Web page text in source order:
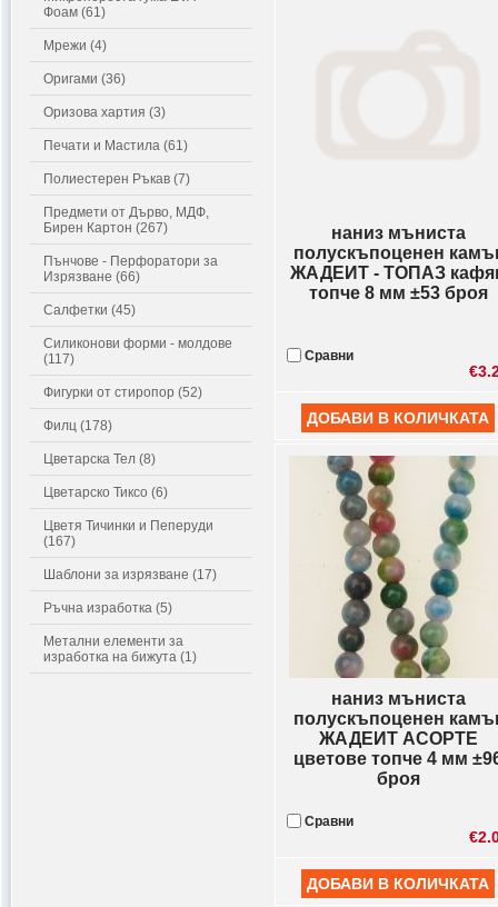
Фоам (61)
Мрежи (4)
Оригами (36)
Оризова хартия (3)
Печати и Мастила (61)
Полиестерен Ръкав (7)
Предмети от Дърво, МДФ,
Бирен Картон (267)
Пънчове - Перфоратори за
Изрязване (66)
Салфетки (45)
Силиконови форми - молдове
(117)
Фигурки от стиропор (52)
Филц (178)
Цветарска Тел (8)
Цветарско Тиксо (6)
Цветя Тичинки и Пеперуди
(167)
Шаблони за изрязване (17)
Ръчна изработка (5)
Метални елементи за
изработка на бижута (1)
наниз мъниста
полускъпоценен
ЖАДЕИТ - ТОПАЗ
топче 8 мм ±53 броя
Сравни
наниз мъниста
полускъпоценен
ЖАДЕИТ АСОРТЕ
цветове топче 4 мм
броя
Сравни